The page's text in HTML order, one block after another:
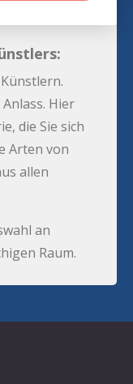
Hier
die Sie sich
Arten von
allen
an
Raum.